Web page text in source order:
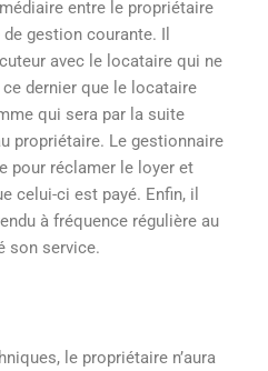
entre le propriétaire
gestion courante. Il
avec le locataire qui ne
dernier que le locataire
qui sera par la suite
propriétaire. Le gestionnaire
pour réclamer le loyer et
celui-ci est payé. Enfin, il
à fréquence régulière au
son service.
le propriétaire n’aura